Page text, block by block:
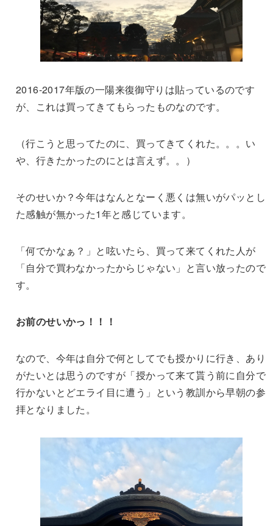
2016-2017年版の一陽来復御守りは貼っているのです
が、これは買ってきてもらったものなのです。
（行こうと思ってたのに、買ってきてくれた。。。い
や、行きたかったのにとは言えず。。）
そのせいか？今年はなんとなーく悪くは無いがパッとし
た感触が無かった1年と感じています。
「何でかなぁ？」と呟いたら、買って来てくれた人が
「自分で買わなかったからじゃない」と言い放ったので
す。
お前のせいかっ！！！
なので、今年は自分で何としてでも授かりに行き、あり
がたいとは思うのですが「授かって来て貰う前に自分で
行かないとどエライ目に遭う」という教訓から早朝の参
拝となりました。